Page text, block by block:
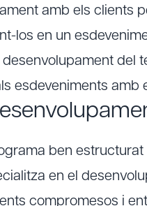
amb els clients
los en un
desenvolupament del
esdeveniments amb
ben estructurat
en el
compromesos i